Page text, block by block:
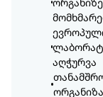
აღჭურვა